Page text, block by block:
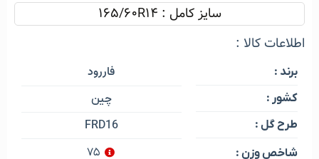
سایز کامل : 165/60R14
اطلاعات کالا :
برند :
کشور :
طرح گل :
شاخص وزن :
فاررود
چین
FRD16
۷۵